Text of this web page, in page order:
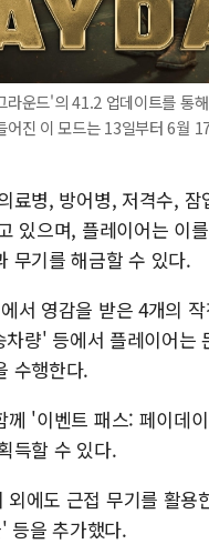
라운드'의 41.2 업데이트를 통
어진 이 모드는 13일부터 6월
료병, 방어병, 저격수,
있으며, 플레이어는 이
무기를 해금할 수 있다.
서 영감을 받은 4개의
량' 등에서 플레이어는
수행한다.
께 '이벤트 패스: 페이데
득할 수 있다.
외에도 근접 무기를 활
등을 추가했다.